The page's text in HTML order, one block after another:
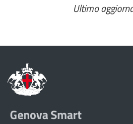
Ultimo
Genova Smart